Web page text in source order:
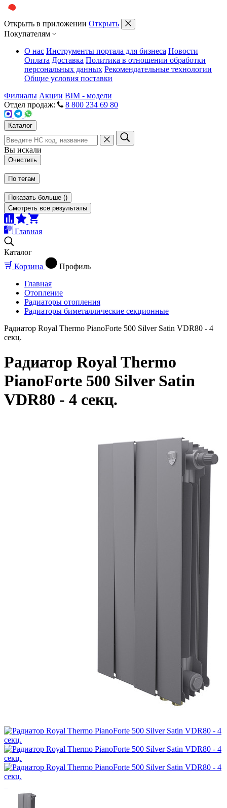
Открыть в приложении Открыть
Покупателям
О нас Инструменты портала для бизнеса Новости
Оплата Доставка Политика в отношении обработки
персональных данных Рекомендательные технологии
Общие условия поставки
Филиалы Акции BIM - модели
Отдел продаж:
8 800 234 69 80
Каталог
Вы искали
Очистить
По тегам
Показать больше ()
Смотреть все результаты
Главная
Каталог
Корзина
Профиль
Главная
Отопление
Радиаторы отопления
Радиаторы биметаллические секционные
Радиатор Royal Thermo PianoForte 500 Silver Satin VDR80 - 4
секц.
Радиатор Royal Thermo
PianoForte 500 Silver Satin
VDR80 - 4 секц.